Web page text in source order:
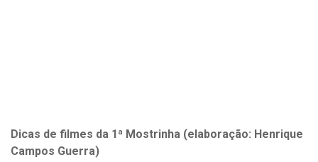
Dicas de filmes da 1ª Mostrinha (elaboração: Henrique
Campos Guerra)